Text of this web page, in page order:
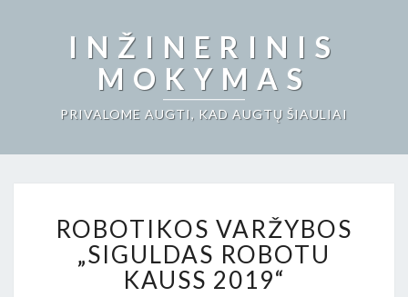
INŽINERINIS
MOKYMAS
PRIVALOME AUGTI, KAD AUGTŲ ŠIAULIAI
VARŽYBOS
„SIGULDAS
ROBOTU
KAUSS
ROBOTIKOS VARŽYBOS
„SIGULDAS ROBOTU
KAUSS 2019“